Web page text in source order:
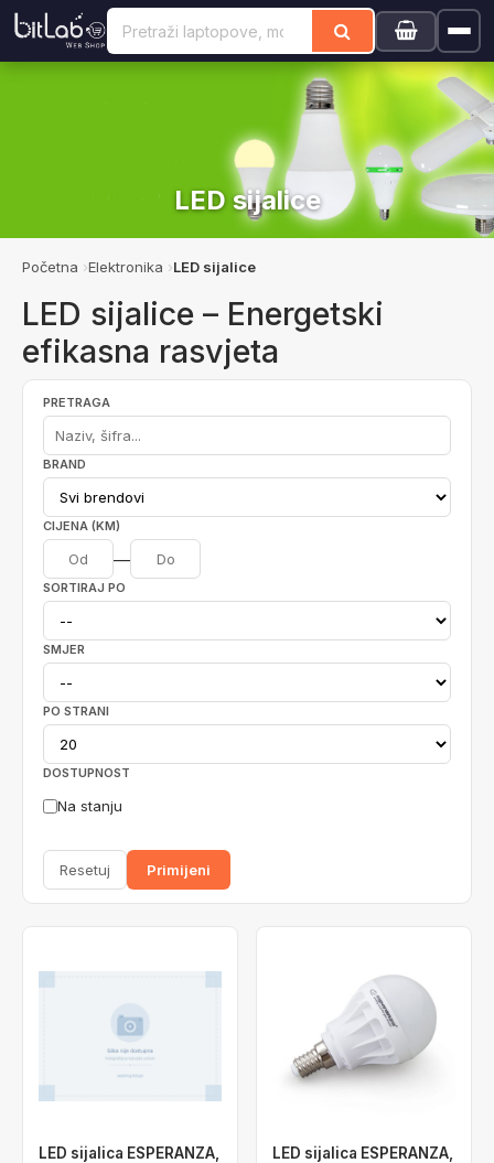
LED sijalice
Početna Elektronika LED sijalice
LED sijalice – Energetski
efikasna rasvjeta
PRETRAGA
BRAND
CIJENA (KM)
—
SORTIRAJ PO
SMJER
PO STRANI
DOSTUPNOST
Na stanju
Resetuj Primijeni
LED sijalica ESPERANZA,
LED sijalica ESPERANZA,